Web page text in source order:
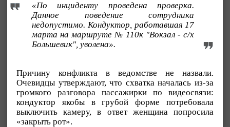
«По инциденту проведена проверка.
Данное поведение сотрудника
недопустимо. Кондуктор, работавшая 17
марта на маршруте № 110к "Вокзал - с/х
Большевик", уволена».
Причину конфликта в ведомстве не назвали.
Очевидцы утверждают, что схватка началась из-за
громкого разговора пассажирки по видеосвязи:
кондуктор якобы в грубой форме потребовала
выключить камеру, в ответ женщина попросила
«закрыть рот».